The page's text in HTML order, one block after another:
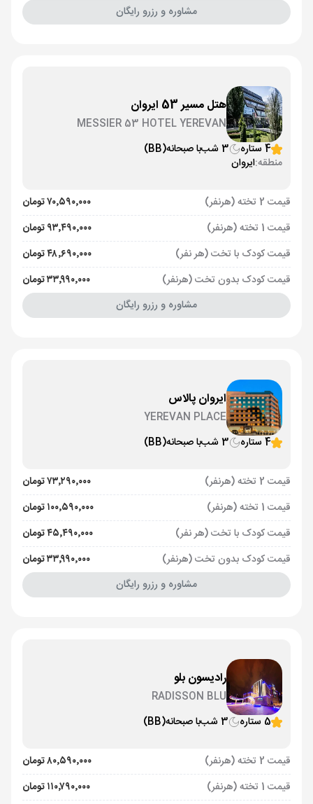
مشاوره و رزرو رایگان
هتل مسیر 53 ایروان
MESSIER 53 HOTEL YEREVAN
4 ستاره
3 شب با صبحانه(BB)
منطقه:ایروان
قیمت 2 تخته (هرنفر)
۷۰٬۵۹۰٬۰۰۰ تومان
قیمت 1 تخته (هرنفر)
۹۳٬۴۹۰٬۰۰۰ تومان
قیمت کودک با تخت (هر نفر)
۴۸٬۶۹۰٬۰۰۰ تومان
قیمت کودک بدون تخت (هرنفر)
۳۳٬۹۹۰٬۰۰۰ تومان
مشاوره و رزرو رایگان
ایروان پالاس
YEREVAN PLACE
4 ستاره
3 شب با صبحانه(BB)
قیمت 2 تخته (هرنفر)
۷۳٬۲۹۰٬۰۰۰ تومان
قیمت 1 تخته (هرنفر)
۱۰۰٬۵۹۰٬۰۰۰ تومان
قیمت کودک با تخت (هر نفر)
۴۵٬۴۹۰٬۰۰۰ تومان
قیمت کودک بدون تخت (هرنفر)
۳۳٬۹۹۰٬۰۰۰ تومان
مشاوره و رزرو رایگان
رادیسون بلو
RADISSON BLU
5 ستاره
3 شب با صبحانه(BB)
قیمت 2 تخته (هرنفر)
۸۰٬۵۹۰٬۰۰۰ تومان
قیمت 1 تخته (هرنفر)
۱۱۰٬۷۹۰٬۰۰۰ تومان